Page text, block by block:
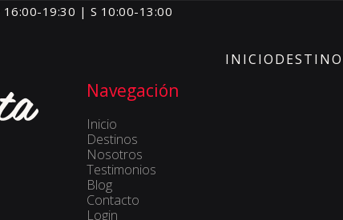
16:00-19:30 | S 10:00-13:00
INICIO
Navegación
Inicio
Destinos
Nosotros
Testimonios
Blog
Contacto
Login